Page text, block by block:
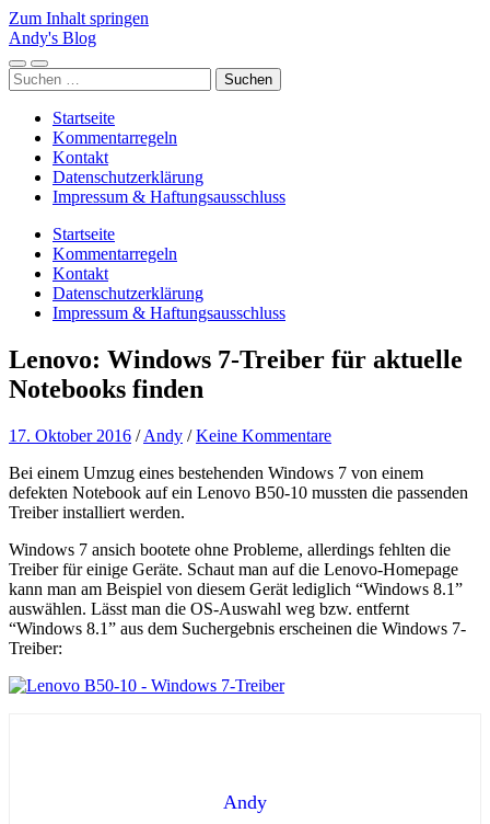
Zum Inhalt springen
Andy's Blog
Mobile-
Menü
Suchfeld
ein-/ausblenden
Suchen
nach:
Startseite
Kommentarregeln
Kontakt
Datenschutzerklärung
Impressum & Haftungsausschluss
Startseite
Kommentarregeln
Kontakt
Datenschutzerklärung
Impressum & Haftungsausschluss
Lenovo: Windows 7-Treiber für aktuelle
Notebooks finden
17. Oktober 2016 /Andy /Keine Kommentare
Bei einem Umzug eines bestehenden Windows 7 von einem
defekten Notebook auf ein Lenovo B50-10 mussten die passenden
Treiber installiert werden.
Windows 7 ansich bootete ohne Probleme, allerdings fehlten die
Treiber für einige Geräte. Schaut man auf die Lenovo-Homepage
kann man am Beispiel von diesem Gerät lediglich “Windows 8.1”
auswählen. Lässt man die OS-Auswahl weg bzw. entfernt
“Windows 8.1” aus dem Suchergebnis erscheinen die Windows 7-
Treiber:
Andy